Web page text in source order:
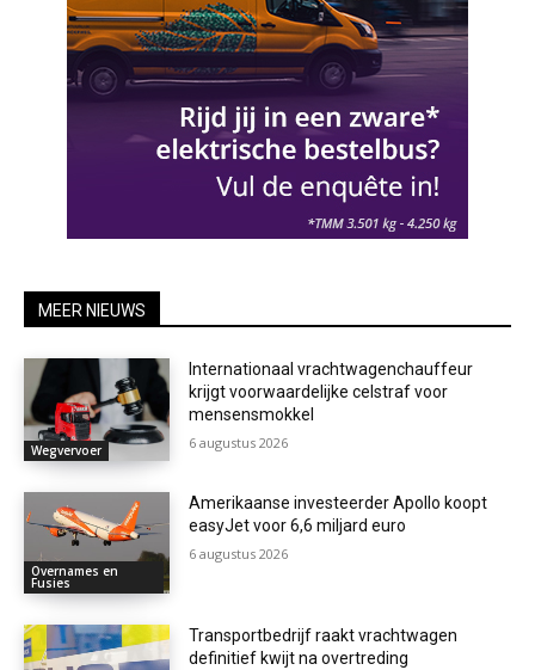
MEER NIEUWS
Wegvervoer
Internationaal vrachtwagenchauffeur
krijgt voorwaardelijke celstraf voor
mensensmokkel
6 augustus 2026
Overnames en
Fusies
Amerikaanse investeerder Apollo koopt
easyJet voor 6,6 miljard euro
6 augustus 2026
Transportbedrijf raakt vrachtwagen
definitief kwijt na overtreding